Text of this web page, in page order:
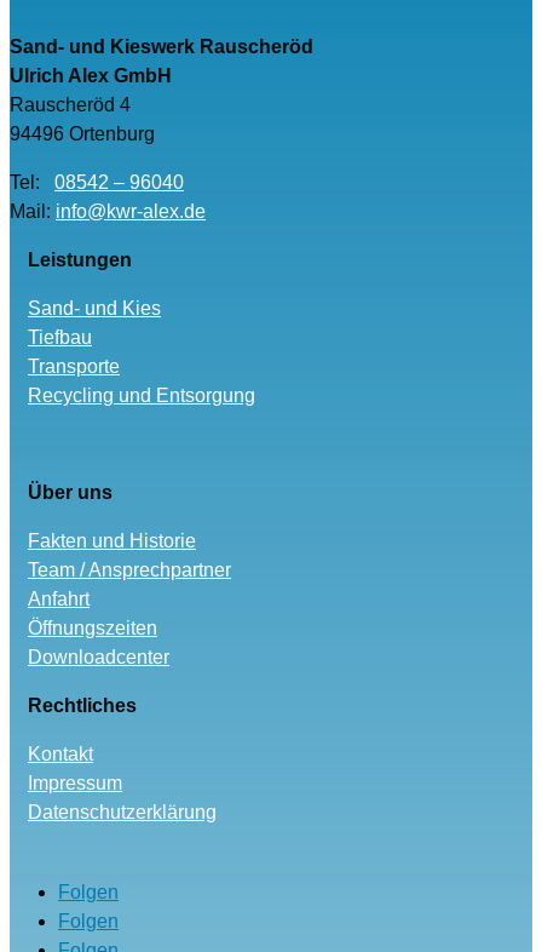
Sand- und Kieswerk Rauscheröd
Ulrich Alex GmbH
Rauscheröd 4
94496 Ortenburg
Tel: 08542 – 96040
Mail: info@kwr-alex.de
Leistungen
Sand- und Kies
Tiefbau
Transporte
Recycling und Entsorgung
Über uns
Fakten und Historie
Team / Ansprechpartner
Anfahrt
Öffnungszeiten
Downloadcenter
Rechtliches
Kontakt
Impressum
Datenschutzerklärung
Folgen
Folgen